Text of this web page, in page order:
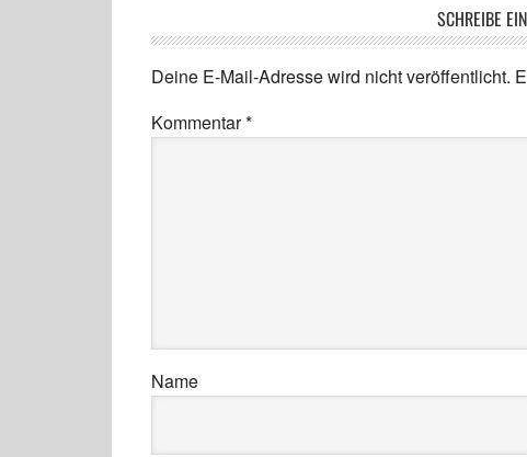
SCHREIBE
Deine E-Mail-Adresse wird nicht veröffentlicht.
Kommentar*
Name